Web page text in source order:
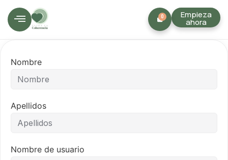
Empieza
ahora
0
Nombre
Apellidos
Nombre de usuario